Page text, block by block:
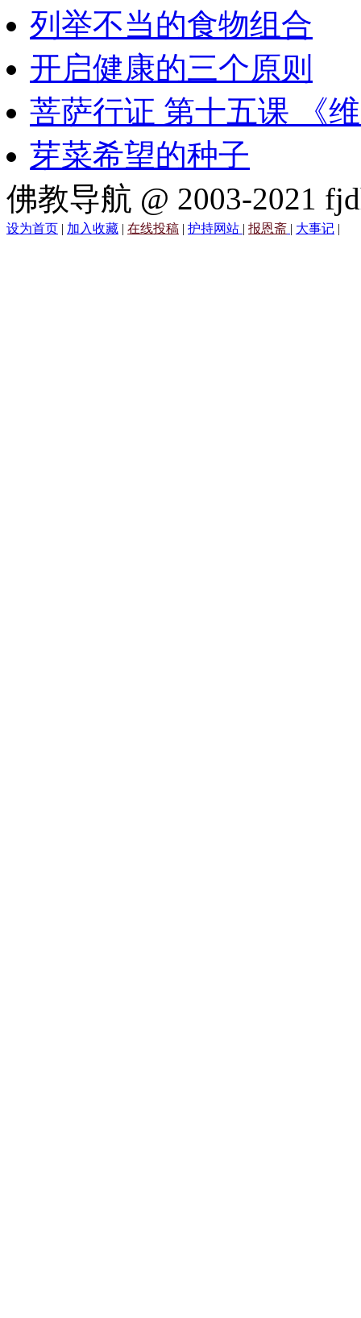
列举不当的食物组合
开启健康的三个原则
菩萨行证 第十五课 《
芽菜希望的种子
佛教导航 @ 2003-2021
设为首页 | 加入收藏 | 在线投稿 | 护持网站 | 报恩斋 | 大事记 |